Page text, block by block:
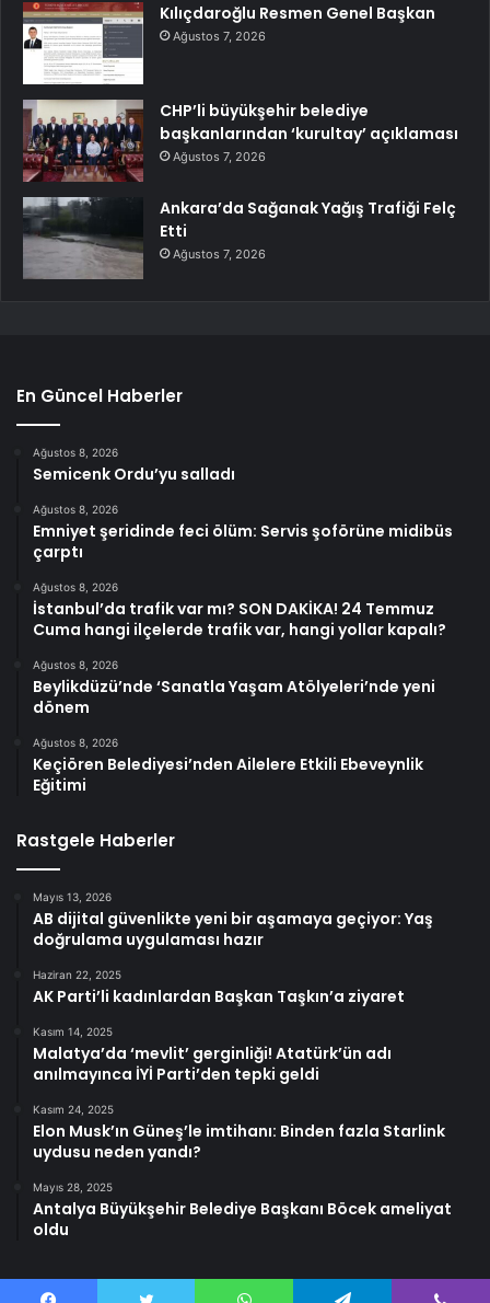
Kılıçdaroğlu Resmen Genel Başkan
Ağustos 7, 2026
CHP’li büyükşehir belediye
başkanlarından ‘kurultay’ açıklaması
Ağustos 7, 2026
Ankara’da Sağanak Yağış Trafiği Felç
Etti
Ağustos 7, 2026
En Güncel Haberler
Ağustos 8, 2026
Semicenk Ordu’yu salladı
Ağustos 8, 2026
Emniyet şeridinde feci ölüm: Servis şoförüne midibüs
çarptı
Ağustos 8, 2026
İstanbul’da trafik var mı? SON DAKİKA! 24 Temmuz
Cuma hangi ilçelerde trafik var, hangi yollar kapalı?
Ağustos 8, 2026
Beylikdüzü’nde ‘Sanatla Yaşam Atölyeleri’nde yeni
dönem
Ağustos 8, 2026
Keçiören Belediyesi’nden Ailelere Etkili Ebeveynlik
Eğitimi
Rastgele Haberler
Mayıs 13, 2026
AB dijital güvenlikte yeni bir aşamaya geçiyor: Yaş
doğrulama uygulaması hazır
Haziran 22, 2025
AK Parti’li kadınlardan Başkan Taşkın’a ziyaret
Kasım 14, 2025
Malatya’da ‘mevlit’ gerginliği! Atatürk’ün adı
anılmayınca İYİ Parti’den tepki geldi
Kasım 24, 2025
Elon Musk’ın Güneş’le imtihanı: Binden fazla Starlink
uydusu neden yandı?
Mayıs 28, 2025
Antalya Büyükşehir Belediye Başkanı Böcek ameliyat
oldu